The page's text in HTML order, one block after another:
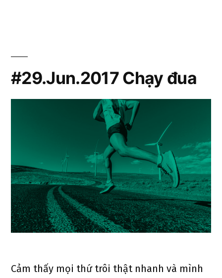
#29.Jun.2017 Chạy đua
Cảm thấy mọi thứ trôi thật nhanh và mình